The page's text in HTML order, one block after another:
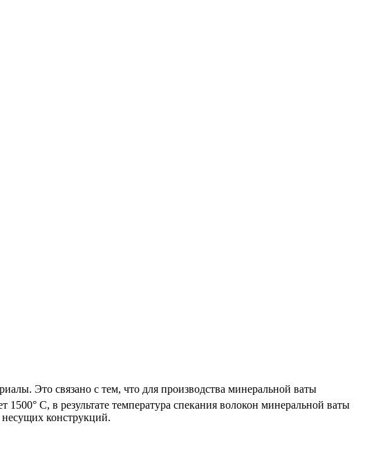
Это связано с тем, что для производства минеральной ваты
C, в результате температура спекания волокон минеральной ваты
несущих конструкций.